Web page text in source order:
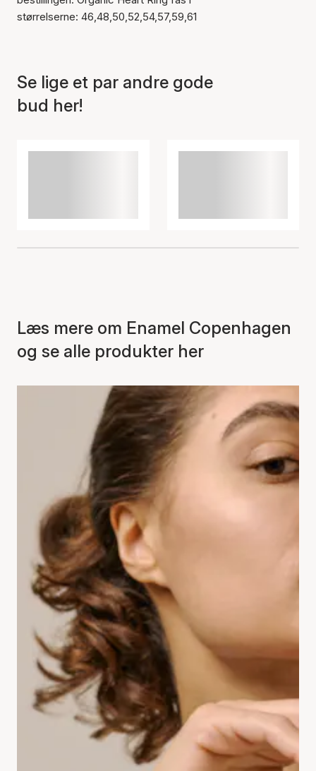
størrelserne: 46,48,50,52,54,57,59,61
Se lige et par andre gode
bud her!
Læs mere om Enamel Copenhagen
og se alle produkter her